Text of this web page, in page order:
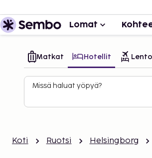
Lomat
Matkat Hotellit
Missä haluat yöpyä?
Koti Ruotsi Helsingborg